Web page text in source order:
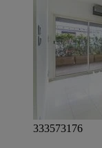
333573176